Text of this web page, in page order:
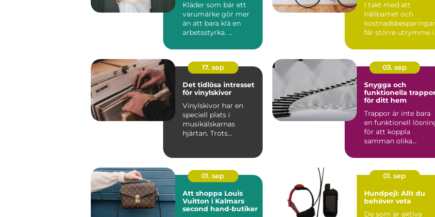
Kläder som bär ett
varumärke gör mer
än att bara klä en
arbetsstyrka. ...
I takt med att
hållbarhet och
kostnadsbesparingar
får större utrymme i
17. sep
Det tidlösa intresset
för vinylskivor
Vinylskivor har en
speciell plats i
musikälskarnas
hjärtan. Trots
03. sep
Snygga och
funktionella
för ditt hem
Trappor är inte bara
en funktionell
för att koppla
samman olika
01. sep
Att shoppa Louis
Vuitton i Kalmars
second hand-butiker
01. sep
Hundpejl: Allt du
behöver veta
De som är aktiva